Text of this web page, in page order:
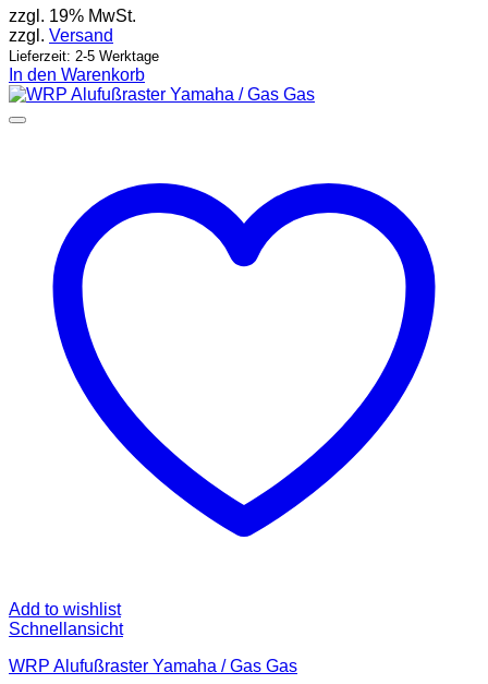
zzgl. 19% MwSt.
zzgl. Versand
Lieferzeit: 2-5 Werktage
In den Warenkorb
Add to wishlist
Schnellansicht
WRP Alufußraster Yamaha / Gas Gas